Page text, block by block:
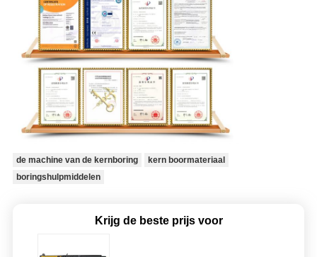
de machine van de kernboring
kern boormateriaal
boringshulpmiddelen
Krijg de beste prijs voor